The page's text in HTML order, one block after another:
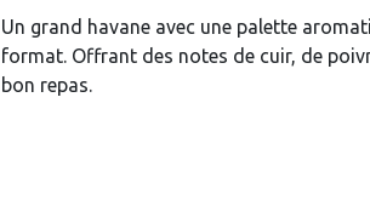
Un grand havane avec une palette
format. Offrant des notes de cuir, de
bon repas.